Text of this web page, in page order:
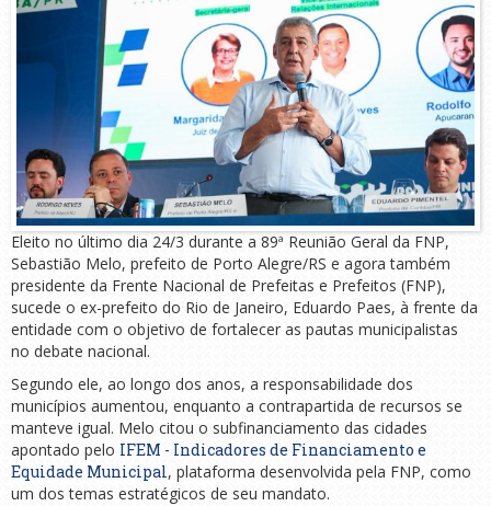
Eleito no último dia 24/3 durante a 89ª Reunião Geral da FNP,
Sebastião Melo, prefeito de Porto Alegre/RS e agora também
presidente da Frente Nacional de Prefeitas e Prefeitos (FNP),
sucede o ex-prefeito do Rio de Janeiro, Eduardo Paes, à frente da
entidade com o objetivo de fortalecer as pautas municipalistas
no debate nacional.
Segundo ele, ao longo dos anos, a responsabilidade dos
municípios aumentou, enquanto a contrapartida de recursos se
manteve igual. Melo citou o subfinanciamento das cidades
apontado pelo IFEM - Indicadores de Financiamento e
Equidade Municipal, plataforma desenvolvida pela FNP, como
um dos temas estratégicos de seu mandato.